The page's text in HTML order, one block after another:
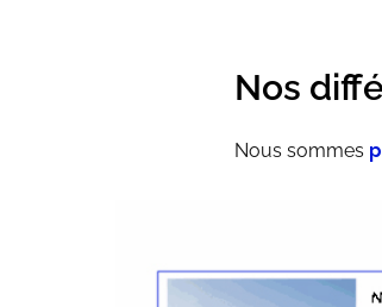
Nos
Nous sommes